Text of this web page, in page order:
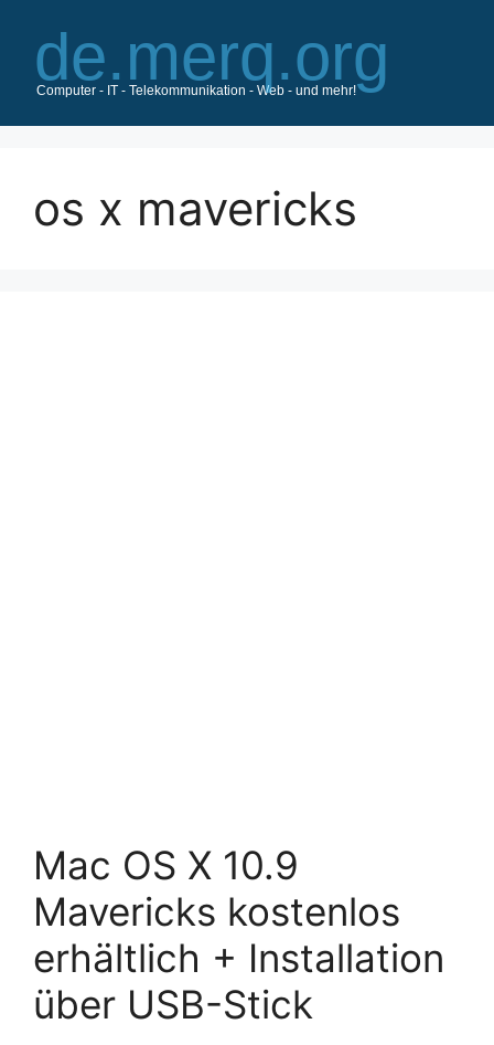
Inhalt
springen
os x mavericks
Mac OS X 10.9
Mavericks kostenlos
erhältlich + Installation
über USB-Stick